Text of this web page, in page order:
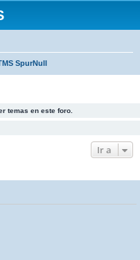
SpurNull
temas en este foro.
Ir a